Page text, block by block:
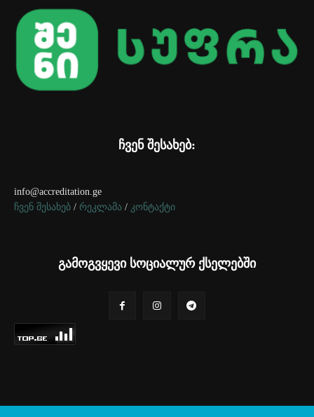
ჩვენ შესახებ:
info@accreditation.ge
ჩვენ შესახებ / რეკლამა / კონტაქტი
გამოგვყევი სოციალურ ქსელებში